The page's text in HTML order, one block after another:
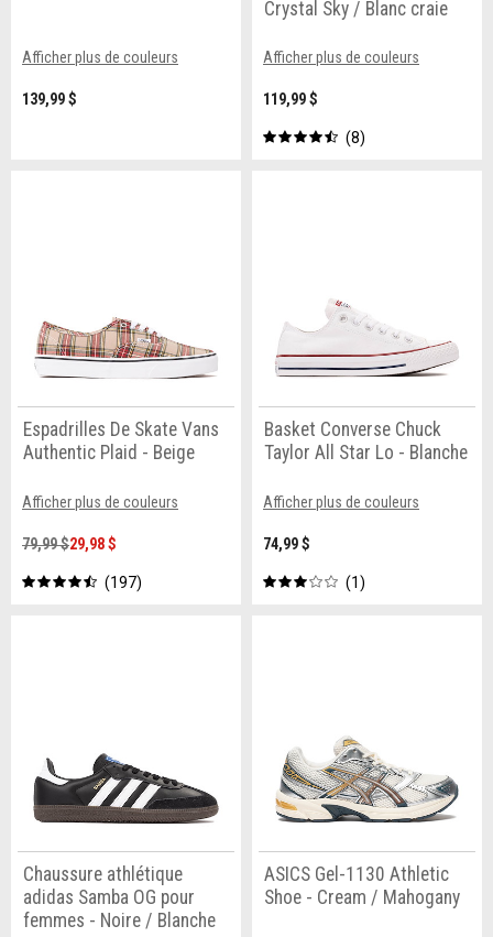
Afficher plus de couleurs
139,99 $
Crystal Sky / Blanc craie
Afficher plus de couleurs
119,99 $
8
Espadrilles De Skate Vans
Authentic Plaid - Beige
Afficher plus de couleurs
79,99 $29,98 $
197
Basket Converse Chuck
Taylor All Star Lo - Blanche
Afficher plus de couleurs
74,99 $
1
Chaussure athlétique
adidas Samba OG pour
femmes - Noire / Blanche
ASICS Gel-1130 Athletic
Shoe - Cream / Mahogany